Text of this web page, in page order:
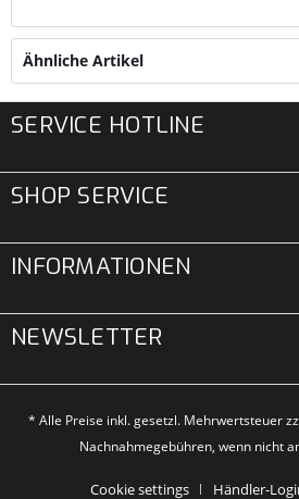
Ähnliche Artikel
SERVICE HOTLINE
SHOP SERVICE
INFORMATIONEN
NEWSLETTER
* Alle Preise inkl. gesetzl. Mehrwertsteuer
Nachnahmegebühren, wenn nicht
Cookie settings Händler-